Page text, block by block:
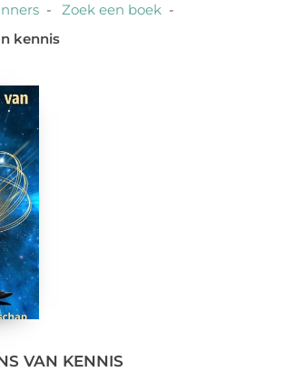
- Zoek een boek-
kennis
VAN KENNIS